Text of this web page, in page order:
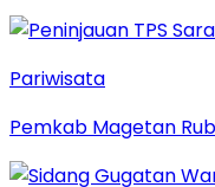
Pariwisata
Pemkab Magetan